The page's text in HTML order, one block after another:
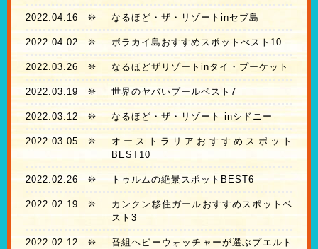
2022.04.16 ❊ なるほど・ザ・リゾートinセブ島
2022.04.02 ❊ ボラカイ島おすすめスポットべスト10
2022.03.26 ❊ なるほどザリゾートinタイ・プーケット
2022.03.19 ❊ 世界のヤバいプールベスト7
2022.03.12❊ なるほど・ザ・リゾート inシドニー
2022.03.05 ❊
オーストラリアおすすめスポット
BEST10
2022.02.26 ❊ トゥルムの絶景スポットBEST6
2022.02.19 ❊
カンクン移住ガールおすすめスポットベ
スト3
2022.02.12 ❊
番組ヘビーウォッチャーが選ぶプエルト